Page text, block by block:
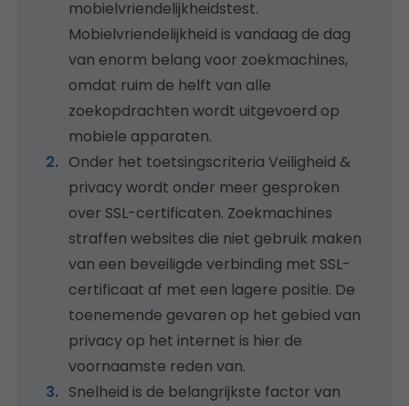
mobielvriendelijkheidstest.
Mobielvriendelijkheid is vandaag de dag
van enorm belang voor zoekmachines,
omdat ruim de helft van alle
zoekopdrachten wordt uitgevoerd op
mobiele apparaten.
Onder het toetsingscriteria Veiligheid &
privacy wordt onder meer gesproken
over SSL-certificaten. Zoekmachines
straffen websites die niet gebruik maken
van een beveiligde verbinding met SSL-
certificaat af met een lagere positie. De
toenemende gevaren op het gebied van
privacy op het internet is hier de
voornaamste reden van.
Snelheid is de belangrijkste factor van